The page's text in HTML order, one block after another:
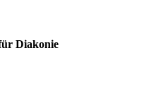
Diakonie